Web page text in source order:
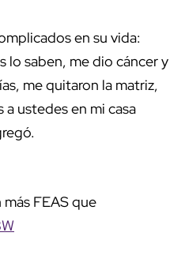
en su vida:
lo saben, me dio cáncer y
me quitaron la matriz,
ustedes en mi casa
FEAS que